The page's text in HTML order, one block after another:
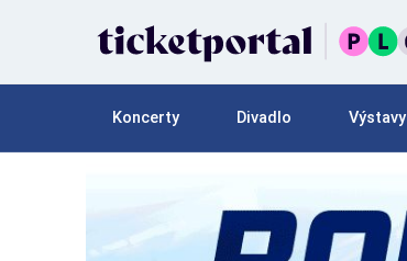
Koncerty Divadlo Výstavy